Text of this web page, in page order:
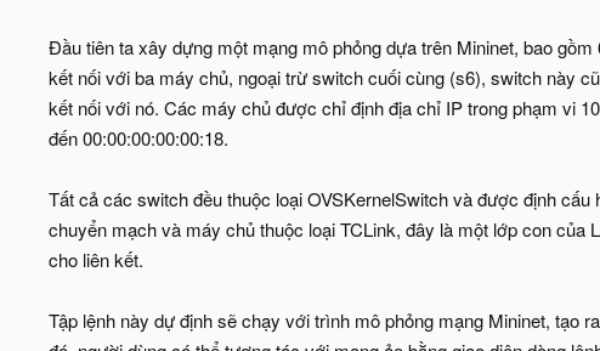
Đầu tiên ta xây dựng một mạng mô phỏng dựa trên Mininet, bao
kết nối với ba máy chủ, ngoại trừ switch cuối cùng (s6), switch này
kết nối với nó. Các máy chủ được chỉ định địa chỉ IP trong phạm vi
đến 00:00:00:00:00:18.
Tất cả các switch đều thuộc loại OVSKernelSwitch và được định
chuyển mạch và máy chủ thuộc loại TCLink, đây là một lớp con của
cho liên kết.
Tập lệnh này dự định sẽ chạy với trình mô phỏng mạng Mininet, tạo